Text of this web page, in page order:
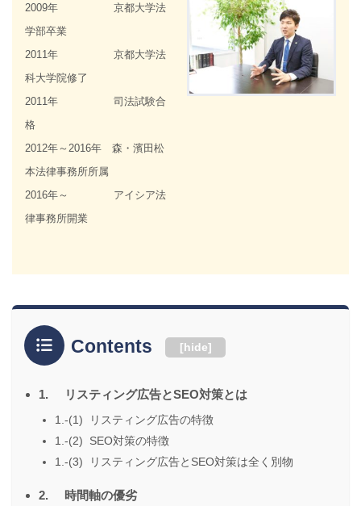
2009年 京都大学法
学部卒業
2011年 京都大学法
科大学院修了
2011年 司法試験合
格
2012年～2016年 森・濱田松
本法律事務所所属
2016年～ アイシア法
律事務所開業
Contents [hide]
1. リスティング広告とSEO対策とは
1.-(1) リスティング広告の特徴
1.-(2) SEO対策の特徴
1.-(3) リスティング広告とSEO対策は全く別物
2. 時間軸の優劣